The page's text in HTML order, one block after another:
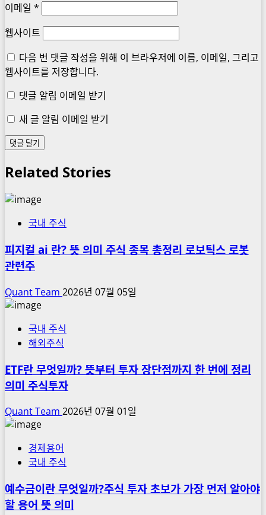
이메일 *
웹사이트
다음 번 댓글 작성을 위해 이 브라우저에 이름, 이메일, 그리고
웹사이트를 저장합니다.
댓글 알림 이메일 받기
새 글 알림 이메일 받기
Related Stories
국내 주식
피지컬 ai 란? 뜻 의미 주식 종목 총정리 로보틱스 로봇
관련주
Quant Team 2026년 07월 05일
국내 주식
해외주식
ETF란 무엇일까? 뜻부터 투자 장단점까지 한 번에 정리
의미 주식투자
Quant Team 2026년 07월 01일
경제용어
국내 주식
예수금이란 무엇일까?주식 투자 초보가 가장 먼저 알아야
할 용어 뜻 의미